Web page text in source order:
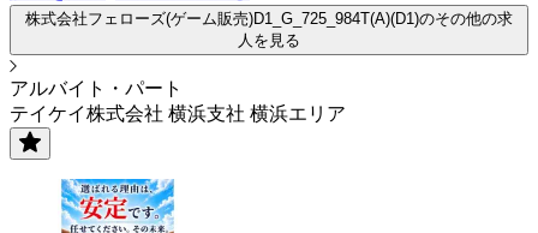
株式会社フェローズ(ゲーム販売)D1_G_725_984T(A)(D1)のその他の求
人を見る
アルバイト・パート
テイケイ株式会社 横浜支社 横浜エリア